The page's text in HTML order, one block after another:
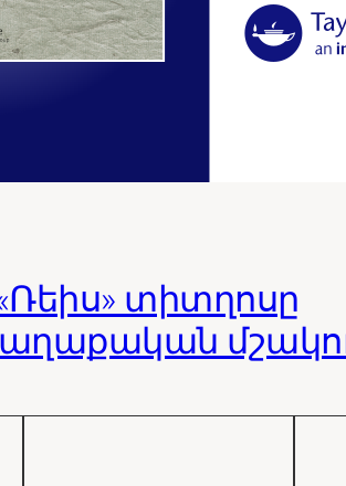
տիտղոսը